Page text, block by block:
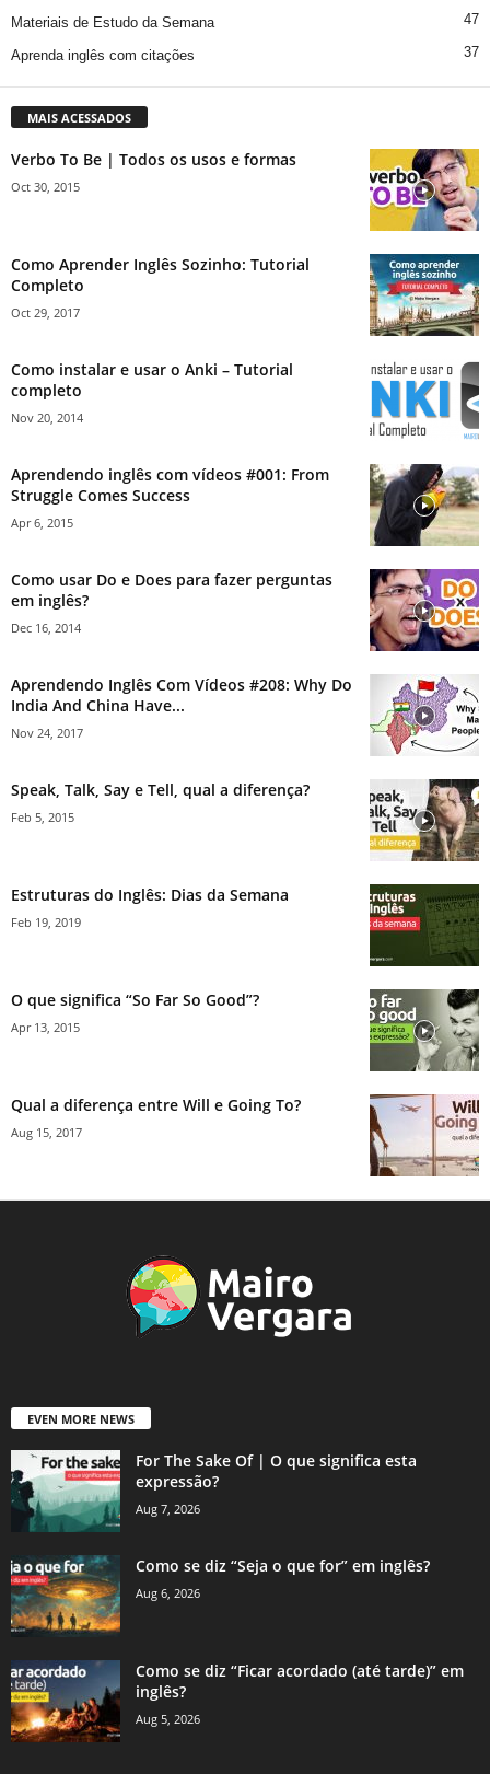
Materiais de Estudo da Semana 47
Aprenda inglês com citações 37
MAIS ACESSADOS
Verbo To Be | Todos os usos e formas
Oct 30, 2015
Como Aprender Inglês Sozinho: Tutorial
Completo
Oct 29, 2017
Como instalar e usar o Anki – Tutorial
completo
Nov 20, 2014
Aprendendo inglês com vídeos #001: From
Struggle Comes Success
Apr 6, 2015
Como usar Do e Does para fazer perguntas
em inglês?
Dec 16, 2014
Aprendendo Inglês Com Vídeos #208: Why Do
India And China Have...
Nov 24, 2017
Speak, Talk, Say e Tell, qual a diferença?
Feb 5, 2015
Estruturas do Inglês: Dias da Semana
Feb 19, 2019
O que significa “So Far So Good”?
Apr 13, 2015
Qual a diferença entre Will e Going To?
Aug 15, 2017
EVEN MORE NEWS
For The Sake Of | O que significa esta
expressão?
Aug 7, 2026
Como se diz “Seja o que for” em inglês?
Aug 6, 2026
Como se diz “Ficar acordado (até tarde)” em
inglês?
Aug 5, 2026